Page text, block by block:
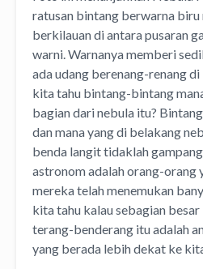
ratusan bintang berwarna
berkilauan di antara pusaran
warni. Warnanya memberi
ada udang berenang-renang di
kita tahu bintang-bintang
bagian dari nebula itu?
dan mana yang di belakang
benda langit tidaklah
astronom adalah orang-orang
mereka telah menemukan
kita tahu kalau sebagian
terang-benderang itu adalah
yang berada lebih dekat ke